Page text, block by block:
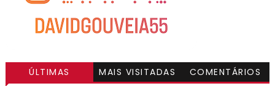
ÚLTIMAS MAIS VISITADAS COMENTÁRIOS